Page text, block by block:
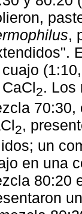
,
2. Los
70:30,
2,
un
en una
80:20